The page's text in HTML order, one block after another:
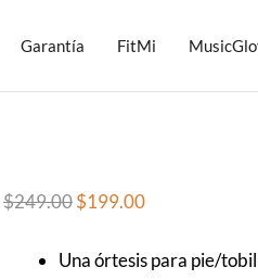
Garantía FitMi
$249.00$199.00
Una órtesis para pie/